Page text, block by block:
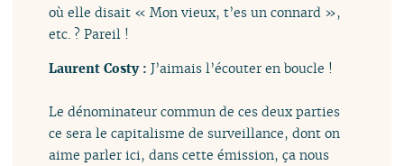
où elle disait « Mon vieux, t’es un connard »,
etc. ? Pareil !
Laurent Costy :J’aimais l’écouter en boucle !
Le dénominateur commun de ces deux parties
ce sera le capitalisme de surveillance, dont on
aime parler ici, dans cette émission, ça nous